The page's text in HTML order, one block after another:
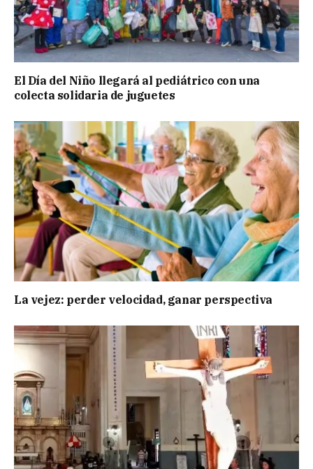
El Día del Niño llegará al pediátrico con una
colecta solidaria de juguetes
La vejez: perder velocidad, ganar perspectiva